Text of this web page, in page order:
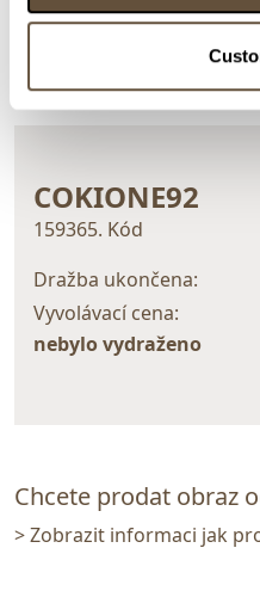
> Zobrazit detail položky
COKIONE92
159365. Kód
Dražba ukončena:
Vyvolávací cena:
nebylo vydraženo
Chcete prodat obraz
> Zobrazit informaci jak